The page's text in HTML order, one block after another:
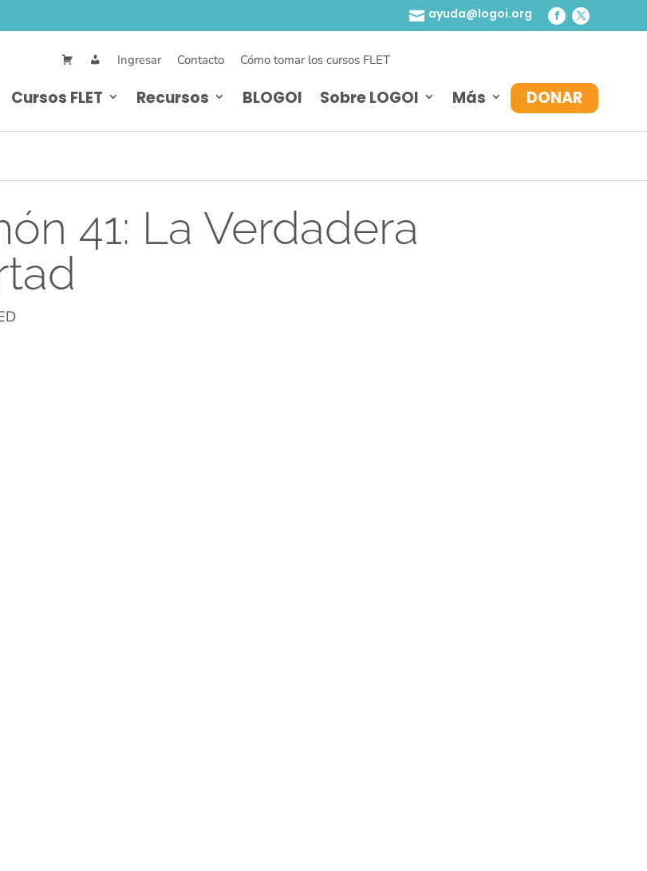
 ayuda@logoi.org
Ingresar Contacto Cómo tomar los cursos FLET
Cursos FLET Recursos BLOGOI Sobre LOGOI Más DONAR
41: La Verdadera